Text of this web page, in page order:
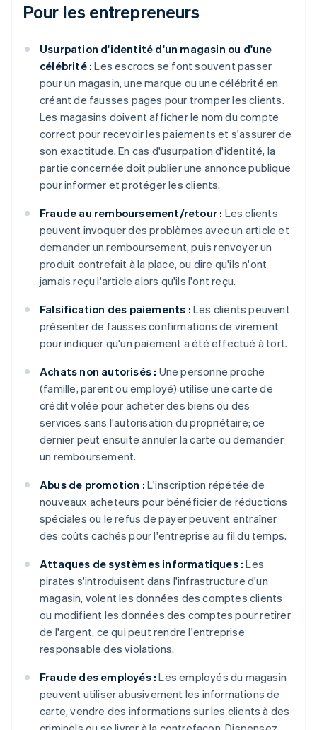
Pour les entrepreneurs
Usurpation d'identité d'un magasin ou d'une
célébrité : Les escrocs se font souvent passer
pour un magasin, une marque ou une célébrité en
créant de fausses pages pour tromper les clients.
Les magasins doivent afficher le nom du compte
correct pour recevoir les paiements et s'assurer de
son exactitude. En cas d'usurpation d'identité, la
partie concernée doit publier une annonce publique
pour informer et protéger les clients.
Fraude au remboursement/retour : Les clients
peuvent invoquer des problèmes avec un article et
demander un remboursement, puis renvoyer un
produit contrefait à la place, ou dire qu'ils n'ont
jamais reçu l'article alors qu'ils l'ont reçu.
Falsification des paiements : Les clients peuvent
présenter de fausses confirmations de virement
pour indiquer qu'un paiement a été effectué à tort.
Achats non autorisés : Une personne proche
(famille, parent ou employé) utilise une carte de
crédit volée pour acheter des biens ou des
services sans l'autorisation du propriétaire; ce
dernier peut ensuite annuler la carte ou demander
un remboursement.
Abus de promotion : L'inscription répétée de
nouveaux acheteurs pour bénéficier de réductions
spéciales ou le refus de payer peuvent entraîner
des coûts cachés pour l'entreprise au fil du temps.
Attaques de systèmes informatiques : Les
pirates s'introduisent dans l'infrastructure d'un
magasin, volent les données des comptes clients
ou modifient les données des comptes pour retirer
de l'argent, ce qui peut rendre l'entreprise
responsable des violations.
Fraude des employés : Les employés du magasin
peuvent utiliser abusivement les informations de
carte, vendre des informations sur les clients à des